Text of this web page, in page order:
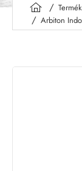
hArbiton